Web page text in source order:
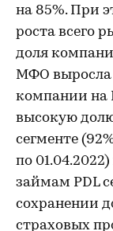
на 85%. При
роста всего
доля
МФО выросла
компании на
высокую
сегменте
по
займам PDL
сохранении
страховых